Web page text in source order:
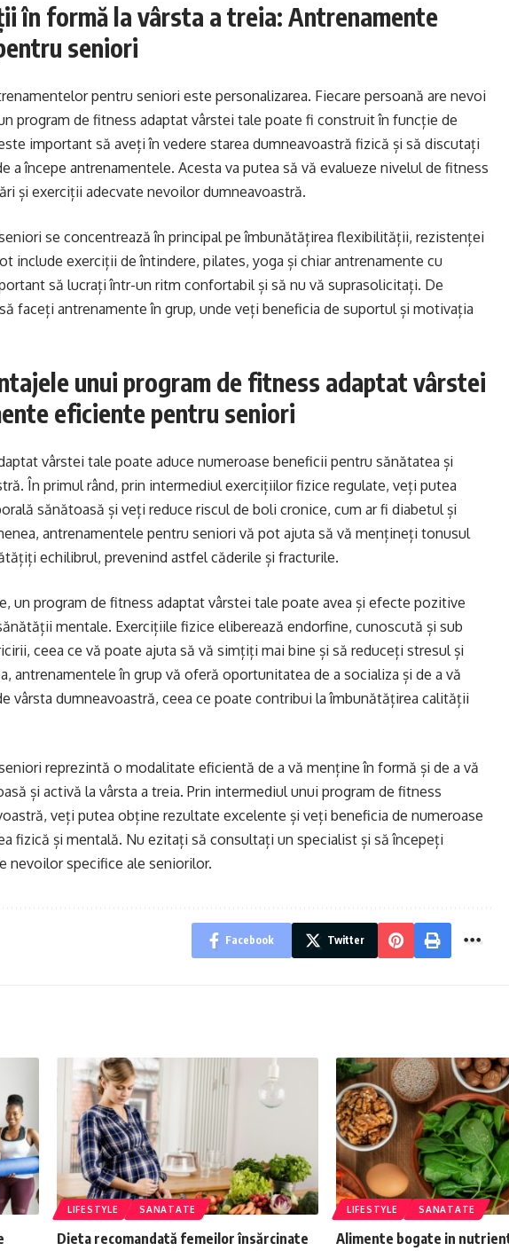
în formă la vârsta a treia: Antrenamente
seniori
pentru seniori este personalizarea. Fiecare persoană are nevoi
program de fitness adaptat vârstei tale poate fi construit în funcție de
important să aveți în vedere starea dumneavoastră fizică și să discutați
a începe antrenamentele. Acesta va putea să vă evalueze nivelul de fitness
și exerciții adecvate nevoilor dumneavoastră.
se concentrează în principal pe îmbunătățirea flexibilității, rezistenței
include exerciții de întindere, pilates, yoga și chiar antrenamente cu
să lucrați într-un ritm confortabil și să nu vă suprasolicitați. De
faceți antrenamente în grup, unde veți beneficia de suportul și motivația
unui program de fitness adaptat vârstei
eficiente pentru seniori
vârstei tale poate aduce numeroase beneficii pentru sănătatea și
În primul rând, prin intermediul exercițiilor fizice regulate, veți putea
sănătoasă și veți reduce riscul de boli cronice, cum ar fi diabetul și
antrenamentele pentru seniori vă pot ajuta să vă mențineți tonusul
echilibrul, prevenind astfel căderile și fracturile.
un program de fitness adaptat vârstei tale poate avea și efecte pozitive
mentale. Exercițiile fizice eliberează endorfine, cunoscută și sub
ceea ce vă poate ajuta să vă simțiți mai bine și să reduceți stresul și
antrenamentele în grup vă oferă oportunitatea de a socializa și de a vă
vârsta dumneavoastră, ceea ce poate contribui la îmbunătățirea calității
reprezintă o modalitate eficientă de a vă menține în formă și de a vă
și activă la vârsta a treia. Prin intermediul unui program de fitness
veți putea obține rezultate excelente și veți beneficia de numeroase
fizică și mentală. Nu ezitați să consultați un specialist și să începeți
nevoilor specifice ale seniorilor.
Facebook Twitter
LIFESTYLE SANATATE
Dieta recomandată femeilor însărcinate
LIFESTYLE SANATATE
Alimente bogate in